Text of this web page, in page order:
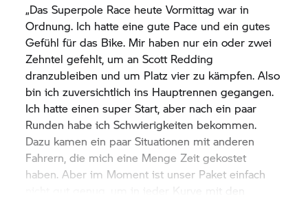
„Das Superpole Race heute Vormittag war in
Ordnung. Ich hatte eine gute Pace und ein gutes
Gefühl für das Bike. Mir haben nur ein oder zwei
Zehntel gefehlt, um an Scott Redding
dranzubleiben und um Platz vier zu kämpfen. Also
bin ich zuversichtlich ins Hauptrennen gegangen.
Ich hatte einen super Start, aber nach ein paar
Runden habe ich Schwierigkeiten bekommen.
Dazu kamen ein paar Situationen mit anderen
Fahrern, die mich eine Menge Zeit gekostet
haben. Aber im Moment ist unser Paket einfach
nicht gut genug, um in jeder Kurve mit den